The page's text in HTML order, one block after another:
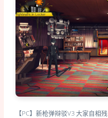
【PC】新枪弹辩驳V3 大家自相残…